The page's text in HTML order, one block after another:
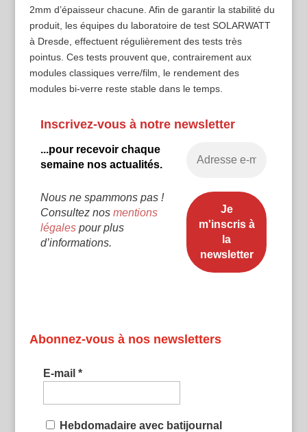
2mm d’épaisseur chacune. Afin de garantir la stabilité du
produit, les équipes du laboratoire de test SOLARWATT
à Dresde, effectuent régulièrement des tests très
pointus. Ces tests prouvent que, contrairement aux
modules classiques verre/film, le rendement des
modules bi-verre reste stable dans le temps.
Inscrivez-vous à notre newsletter
...pour recevoir chaque
semaine nos actualités.
Nous ne spammons pas !
Consultez nos mentions
légalespour plus
d’informations.
Abonnez-vous à nos newsletters
E-mail *
Hebdomadaire avec batijournal